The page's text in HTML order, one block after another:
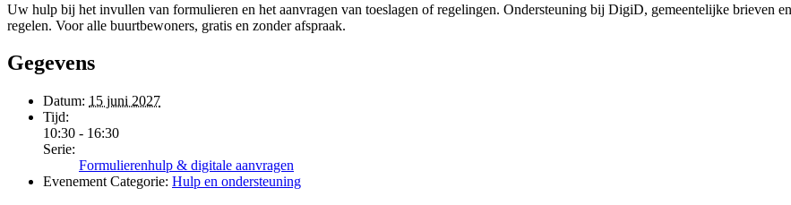
Uw hulp bij het invullen van formulieren en het aanvragen van toeslagen of regelingen. Ondersteuning bij DigiD, gemeentelijke brieven
regelen. Voor alle buurtbewoners, gratis en zonder afspraak.
Gegevens
Datum: 15 juni 2027
Tijd:
10:30 - 16:30
Serie:
Formulierenhulp & digitale aanvragen
Evenement Categorie: Hulp en ondersteuning